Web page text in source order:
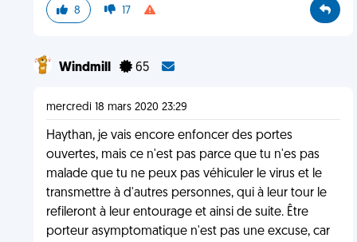
8 17
Windmill 65
mercredi 18 mars 2020 23:29
Haythan, je vais encore enfoncer des portes
ouvertes, mais ce n'est pas parce que tu n'es pas
malade que tu ne peux pas véhiculer le virus et le
transmettre à d'autres personnes, qui à leur tour le
refileront à leur entourage et ainsi de suite. Être
porteur asymptomatique n'est pas une excuse, car